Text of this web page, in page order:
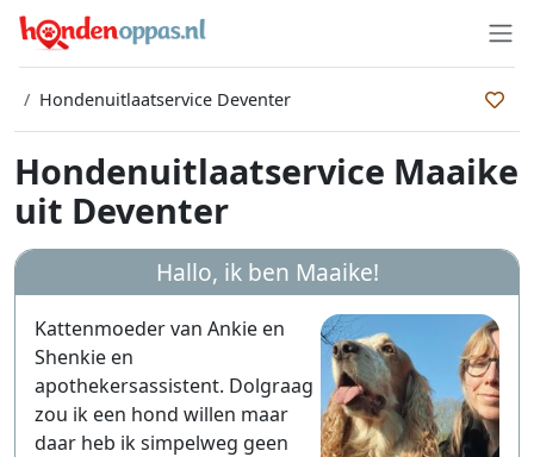
Hondenuitlaatservice Deventer
Hondenuitlaatservice Maaike
uit Deventer
Hallo, ik ben Maaike!
Kattenmoeder van Ankie en
Shenkie en
apothekersassistent. Dolgraag
zou ik een hond willen maar
daar heb ik simpelweg geen